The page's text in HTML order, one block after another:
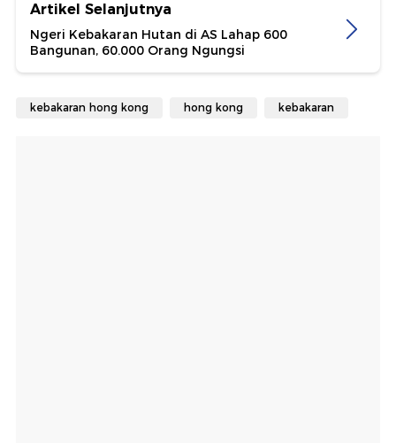
Artikel Selanjutnya
Ngeri Kebakaran Hutan di AS Lahap 600
Bangunan, 60.000 Orang Ngungsi
kebakaran hong kong hong kong kebakaran